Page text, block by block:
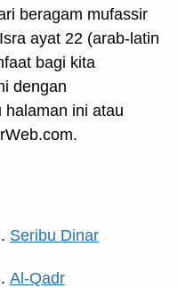
beragam mufassir
ayat 22 (arab-latin
bagi kita
dengan
halaman ini atau
Seribu Dinar
Al-Qadr